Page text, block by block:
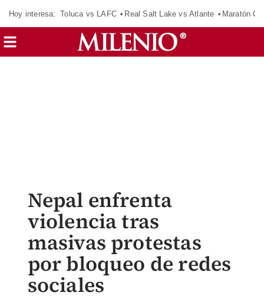
Hoy interesa: Toluca vs LAFC Real Salt Lake vs Atlante Maratón
Nepal enfrenta
violencia tras
masivas protestas
por bloqueo de redes
sociales